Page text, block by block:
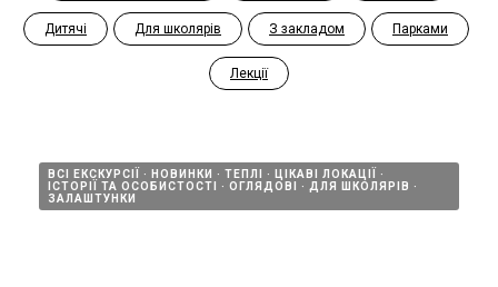
Дитячі Для школярів З закладом Парками
Лекції
ВСІ ЕКСКУРСІЇ НОВИНКИ ТЕПЛІ
ЦІКАВІ ЛОКАЦІЇ
ІСТОРІЇ ТА ОСОБИСТОСТІ
ОГЛЯДОВІ
ДЛЯ ШКОЛЯРІВ
ЗАЛАШТУНКИ